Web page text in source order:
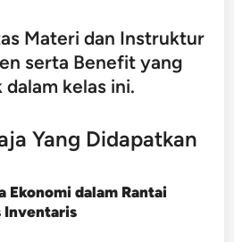
Materi dan Instruktur
serta Benefit yang
dalam kelas ini.
Yang Didapatkan
Ekonomi dalam Rantai
Inventaris